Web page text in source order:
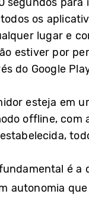
segundos
os
lugar e
estiver por
do Google
esteja em
offline, com
é a
autonomia